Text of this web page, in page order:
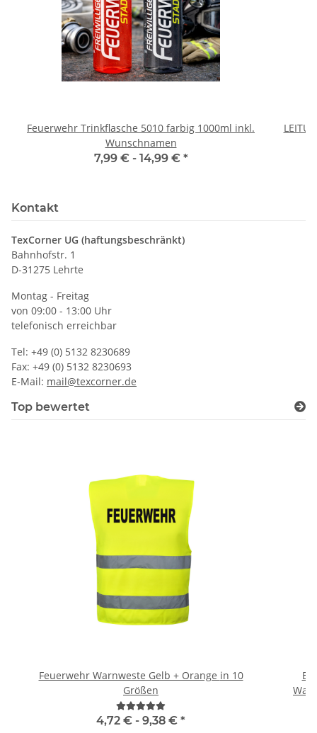
Feuerwehr Trinkflasche 5010 farbig 1000ml inkl.
Wunschnamen
7,99 € - 14,99 € *
Kontakt
TexCorner UG (haftungsbeschränkt)
Bahnhofstr. 1
D-31275 Lehrte
Montag - Freitag
von 09:00 - 13:00 Uhr
telefonisch erreichbar
Tel: +49 (0) 5132 8230689
Fax: +49 (0) 5132 8230693
E-Mail: mail@texcorner.de
Top bewertet
Feuerwehr Warnweste Gelb + Orange in 10
Größen
4,72 € - 9,38 € *